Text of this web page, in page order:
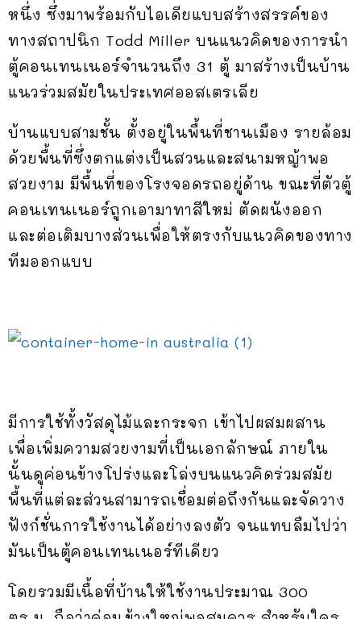
หนึ่ง ซึ่งมาพร้อมกับไอเดียแบบสร้างสรรค์ของ
ทางสถาปนิก Todd Miller บนแนวคิดของการนำ
ตู้คอนเทนเนอร์จำนวนถึง 31 ตู้ มาสร้างเป็นบ้าน
แนวร่วมสมัยในประเทศออสเตรเลีย
บ้านแบบสามชั้น ตั้งอยู่ในพื้นที่ชานเมือง รายล้อม
ด้วยพื้นที่ซึ่งตกแต่งเป็นสวนและสนามหญ้าพอ
สวยงาม มีพื้นที่ของโรงจอดรถอยู่ด้าน ขณะที่ตัวตู้
คอนเทนเนอร์ถูกเอามาทาสีใหม่ ตัดผนังออก
และต่อเติมบางส่วนเพื่อให้ตรงกับแนวคิดของทาง
ทีมออกแบบ
มีการใช้ทั้งวัสดุไม้และกระจก เข้าไปผสมผสาน
เพื่อเพิ่มความสวยงามที่เป็นเอกลักษณ์ ภายใน
นั้นดูค่อนข้างโปร่งและโล่งบนแนวคิดร่วมสมัย
พื้นที่แต่ละส่วนสามารถเชื่อมต่อถึงกันและจัดวาง
ฟังก์ชั่นการใช้งานได้อย่างลงตัว จนแทบลืมไปว่า
มันเป็นตู้คอนเทนเนอร์ทีเดียว
โดยรวมมีเนื้อที่บ้านให้ใช้งานประมาณ 300